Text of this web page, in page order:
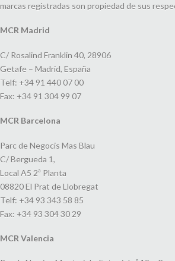
marcas registradas son propiedad de sus
MCR Madrid
C/ Rosalind Franklin 40, 28906
Getafe – Madrid, España
Telf: +34 91 440 07 00
Fax: +34 91 304 99 07
MCR Barcelona
Parc de Negocis Mas Blau
C/ Bergueda 1,
Local A5 2ª Planta
08820 El Prat de Llobregat
Telf: +34 93 343 58 85
Fax: +34 93 304 30 29
MCR Valencia